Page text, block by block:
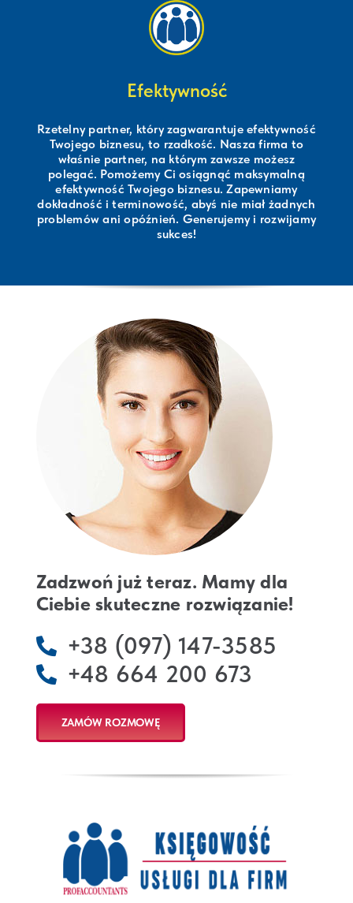
Efektywność
Rzetelny partner, który zagwarantuje efektywność
Twojego biznesu, to rzadkość. Nasza firma to
właśnie partner, na którym zawsze możesz
polegać. Pomożemy Ci osiągnąć maksymalną
efektywność Twojego biznesu. Zapewniamy
dokładność i terminowość, abyś nie miał żadnych
problemów ani opóźnień. Generujemy i rozwijamy
sukces!
Zadzwoń już teraz. Mamy dla
Ciebie skuteczne rozwiązanie!
+38 (097) 147-3585
+48 664 200 673
ZAMÓW ROZMOWĘ